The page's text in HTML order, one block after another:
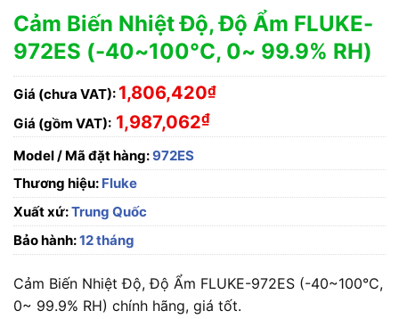
Cảm Biến Nhiệt Độ, Độ Ẩm FLUKE-
972ES (-40~100°C, 0~ 99.9% RH)
Giá (chưa VAT): 1,806,420₫
Giá (gồm VAT): 1,987,062₫
Model / Mã đặt hàng:972ES
Thương hiệu: Fluke
Xuất xứ:Trung Quốc
Bảo hành:12 tháng
Cảm Biến Nhiệt Độ, Độ Ẩm FLUKE-972ES (-40~100°C,
0~ 99.9% RH) chính hãng, giá tốt.